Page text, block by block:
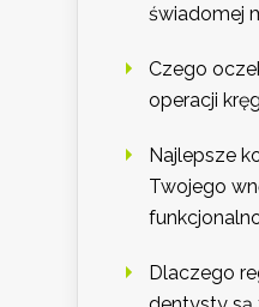
świadomej
Czego
operacji
Najlepsze
Twojego
Dlaczego